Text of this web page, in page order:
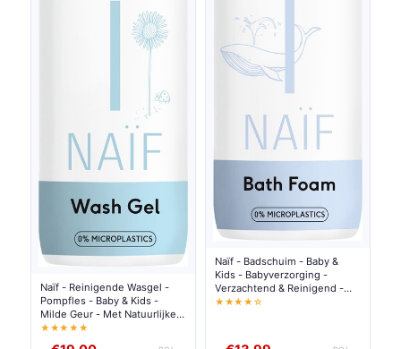
Naïf - Reinigende Wasgel -
Pompfles - Baby & Kids -
Milde Geur - Met Natuurlijke
Ingrediënten - 500ml
★★★★★
Naïf - Badschuim - Baby &
Kids - Babyverzorging -
Verzachtend & Reinigend -
Natuurlijke Ingrediënten -
★★★★☆